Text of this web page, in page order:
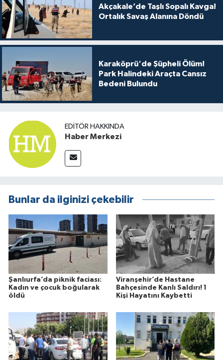
Akçakale’de Taşlı Sopalı Kavga!
Ortalık Savaş Alanına Döndü
Karaköprü'de Şüpheli Ölüm!
Park Halindeki Araçta Cansız
Bedeni Bulundu
EDITÖR HAKKINDA
Haber Merkezi
Bunlar da ilginizi çekebilir
Şanlıurfa’da piknik faciası:
Kadın ve çocuk boğularak
öldü
Viranşehir’de Hastane
Bahçesinde Kanlı Saldırı! 1
Kişi Hayatını Kaybetti